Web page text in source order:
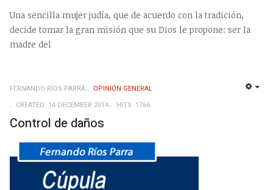
Una sencilla mujer judía, que de acuerdo con la tradición,
decide tomar la gran misión que su Dios le propone: ser la
madre del
FERNANDO RÍOS PARRA
OPINIÓN GENERAL
CREATED: 14 DECEMBER 2014
HITS: 1766
Control de daños